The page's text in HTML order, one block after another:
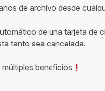
de archivo desde
de una tarjeta de
tanto sea cancelada.
beneficios